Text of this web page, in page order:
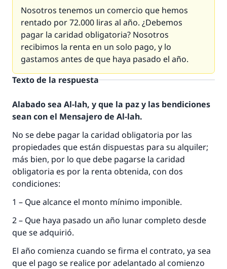
Nosotros tenemos un comercio que hemos
rentado por 72.000 liras al año. ¿Debemos
pagar la caridad obligatoria? Nosotros
recibimos la renta en un solo pago, y lo
gastamos antes de que haya pasado el año.
Texto de la respuesta
Alabado sea Al-lah, y que la paz y las bendiciones
sean con el Mensajero de Al-lah.
No se debe pagar la caridad obligatoria por las
propiedades que están dispuestas para su alquiler;
más bien, por lo que debe pagarse la caridad
obligatoria es por la renta obtenida, con dos
condiciones:
1 – Que alcance el monto mínimo imponible.
2 – Que haya pasado un año lunar completo desde
que se adquirió.
El año comienza cuando se firma el contrato, ya sea
que el pago se realice por adelantado al comienzo